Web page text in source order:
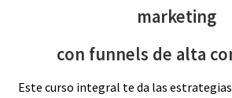
marketing
con funnels de alta
Este curso integral te da las